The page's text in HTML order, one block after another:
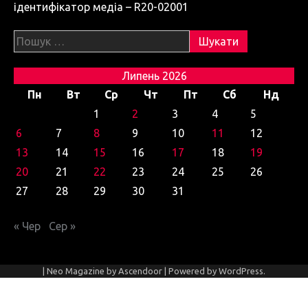
ідентифікатор медіа – R20-02001
Пошук:
Липень 2026
Пн
Вт Ср Чт Пт Сб
Нд
1
2 3 4
5
6
7 8 9 10 11
12
13
14 15 16 17 18
19
20
21 22 23 24 25
26
27
28 29 30 31
« Чер Сер »
| Neo Magazine by Ascendoor | Powered by WordPress.